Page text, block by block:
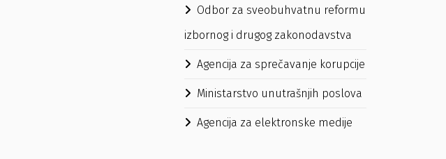
Odbor za sveobuhvatnu reformu
izbornog i drugog zakonodavstva
Agencija za sprečavanje korupcije
Ministarstvo unutrašnjih poslova
Agencija za elektronske medije